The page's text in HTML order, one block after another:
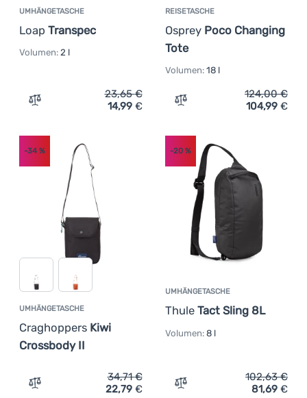
UMHÄNGETASCHE
Loap Transpec
Volumen: 2 l
Zum Vergleich 'Umhängetasche Loap Transpec'
23,65€
14,99 €
REISETASCHE
Osprey Poco Changing
Tote
Volumen: 18 l
Zum Vergleich
124,00€
104,99 €
UMHÄNGETASCHE
Craghoppers Kiwi
Crossbody II
-34 %
Zum Vergleich 'Umhängetasche Craghoppers Kiwi
34,71€
22,79 €
UMHÄNGETASCHE
Thule Tact Sling 8L
-20%
Volumen: 8 l
Zum Vergleich
102,63€
81,69 €